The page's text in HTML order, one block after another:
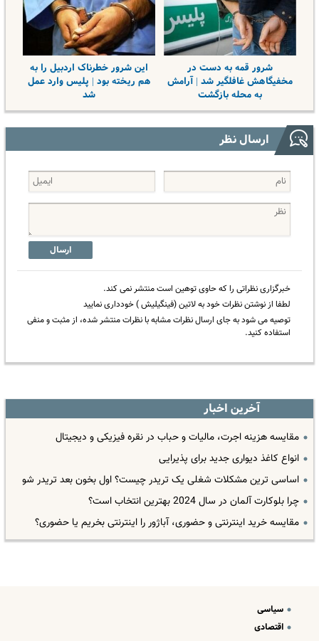
شرور قمه به دست در
مخفیگاهش غافلگیر شد | آرامش
به محله بازگشت
این شرور خطرناک اردبیل را به
هم ریخته بود | پلیس وارد عمل
شد
ارسال نظر
ارسال
خبرگزاری نظراتی را که حاوی توهین است منتشر نمی کند.
لطفا از نوشتن نظرات خود به لاتین (فینگیلیش ) خودداری نمایید
توصیه می شود به جای ارسال نظرات مشابه با نظرات منتشر شده، از مثبت و منفی
استفاده کنید.
آخرین اخبار
مقایسه هزینه اجرت، مالیات و حباب در نقره فیزیکی و دیجیتال
انواع کاغذ دیواری جدید برای پذیرایی
اساسی ترین مشکلات شغلی یک تریدر چیست؟ اول بخون بعد تریدر شو
چرا بلوکارت آلمان در سال 2024 بهترین انتخاب است؟
مقایسه خرید اینترنتی و حضوری، آباژور را اینترنتی بخریم یا حضوری؟
سیاسی
اقتصادی